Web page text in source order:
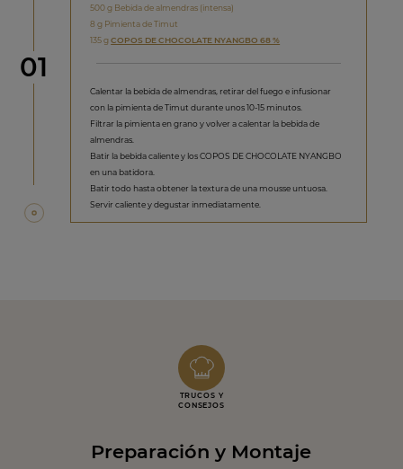
Paso
01
500 g Bebida de almendras (intensa)
8 g Pimienta de Timut
135 gCOPOS DE CHOCOLATE NYANGBO 68 %
Calentar la bebida de almendras, retirar del fuego e infusionar
con la pimienta de Timut durante unos 10-15 minutos.
Filtrar la pimienta en grano y volver a calentar la bebida de
almendras.
Batir la bebida caliente y los COPOS DE CHOCOLATE NYANGBO
en una batidora.
Batir todo hasta obtener la textura de una mousse untuosa.
Servir caliente y degustar inmediatamente.
TRUCOS Y
CONSEJOS
Preparación y Montaje